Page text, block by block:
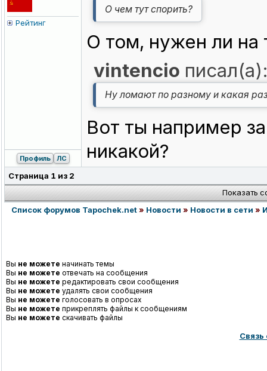
Рейтинг
О чем тут спорить?
О том, нужен ли на
vintencio
Ну ломают по разному и какая
Вот ты например
никакой?
Профиль ЛС
Страница 1 из 2
Показать
Список форумов Tapochek.net» Новости » Новости в сети »
Вы не можете начинать темы
Вы не можете отвечать на сообщения
Вы не можете редактировать свои сообщения
Вы не можете удалять свои сообщения
Вы не можете голосовать в опросах
Вы не можете прикреплять файлы к сообщениям
Вы не можете скачивать файлы